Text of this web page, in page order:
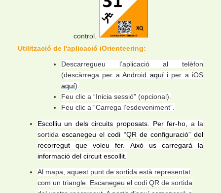
control.
Utilització de l'aplicació iOrienteering:
Descarregueu l’aplicació al telèfon
(descàrrega per a Android aquíi per a iOS
aquí).
Feu clic a “Inicia sessió” (opcional).
Feu clic a “Carrega l’esdeveniment”.
Escolliu un dels circuits proposats. Per fer-ho, a la
sortidaescanegeu el codi “QR de configuració” del
recorregut que voleu fer. Això us carregarà la
informació del circuit escollit.
Al mapa, aquest punt de sortida està representat
com un triangle. Escanegeu el codi QR de sortida